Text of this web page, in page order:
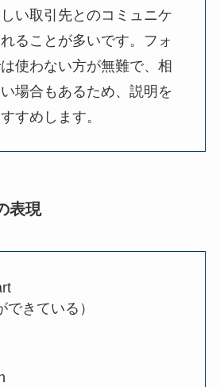
い取引先とのコミュニケ
ることが多いです。フォ
使わない方が無難で、相
場合もあるため、説明を
すめします。
表現
できている）